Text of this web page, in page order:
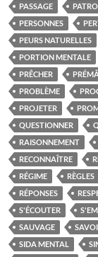
PASSAGE
PERSONNES
PEURS NATURELLES
PORTION MENTALE
PRÊCHER
PROBLÈME
PROJETER
QUESTIONNER
RAISONNEMENT
RECONNAÎTRE
RÉGIME
RÈGLES
RÉPONSES
S'ÉCOUTER
SAUVAGE
SIDA MENTAL